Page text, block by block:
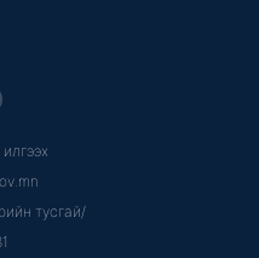
тусгай/